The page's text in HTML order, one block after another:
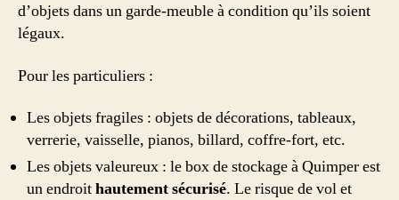
d’objets dans un garde-meuble à condition qu’ils soient
légaux.
Pour les particuliers :
Les objets fragiles : objets de décorations, tableaux,
verrerie, vaisselle, pianos, billard, coffre-fort, etc.
Les objets valeureux : le box de stockage à Quimper est
un endroithautement sécurisé. Le risque de vol et